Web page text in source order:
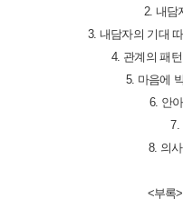
2. 내담
3. 내담자의 기대
4. 관계의 패
5. 마음에
6. 안
7.
8. 의
<부록